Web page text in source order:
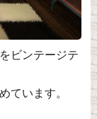
ビンテージテ
ています。